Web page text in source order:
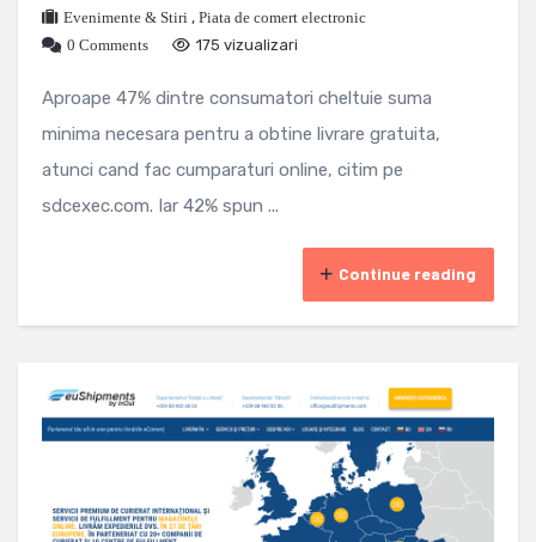
Evenimente & Stiri , Piata de comert electronic
0 Comments
175 vizualizari
Aproape 47% dintre consumatori cheltuie suma
minima necesara pentru a obtine livrare gratuita,
atunci cand fac cumparaturi online, citim pe
sdcexec.com. Iar 42% spun ...
Continue reading